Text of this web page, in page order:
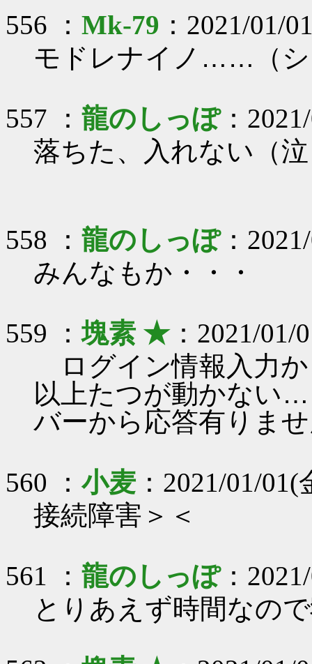
556 ： Mk-79 ：2021/01/
モドレナイノ……（シ
557 ： 龍のしっぽ：
落ちた、入れない（
558 ： 龍のしっぽ：
みんなもか・・・
559 ：塊素 ★：2021/01/
ログイン情報入力
以上たつが動かない
バーから応答有りま
560 ：小麦 ：2021/01/
接続障害＞＜
561 ： 龍のしっぽ：
とりあえず時間なの